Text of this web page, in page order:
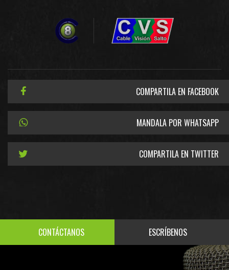
COMPARTILA EN FACEBOOK
MANDALA POR WHATSAPP
COMPARTILA EN TWITTER
CONTÁCTANOS ESCRÍBENOS